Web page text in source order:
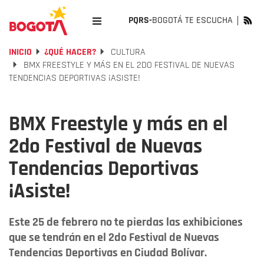
PQRS-BOGOTÁ TE ESCUCHA
INICIO ¿QUÉ HACER?
CULTURA
BMX FREESTYLE Y MÁS EN EL 2DO FESTIVAL DE NUEVAS
TENDENCIAS DEPORTIVAS ¡ASISTE!
BMX Freestyle y más en el
2do Festival de Nuevas
Tendencias Deportivas
¡Asiste!
Este 25 de febrero no te pierdas las exhibiciones
que se tendrán en el 2do Festival de Nuevas
Tendencias Deportivas en Ciudad Bolívar.